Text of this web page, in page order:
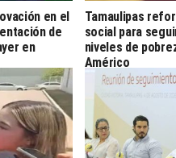
en el
de
en
Tamaulipas
social para
niveles de
Américo